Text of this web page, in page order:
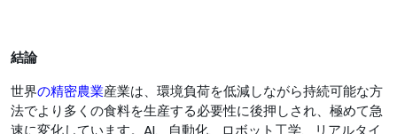
結論
世界の精密農業産業は、環境負荷を低減しながら持続可能な方
法でより多くの食料を生産する必要性に後押しされ、極めて急
速に変化しています。AI、自動化、ロボット工学、リアルタイ